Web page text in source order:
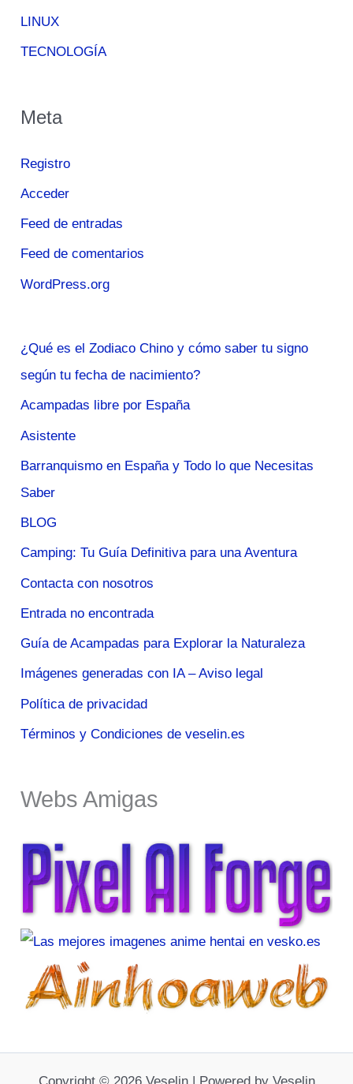
LINUX
TECNOLOGÍA
Meta
Registro
Acceder
Feed de entradas
Feed de comentarios
WordPress.org
¿Qué es el Zodiaco Chino y cómo saber tu signo
según tu fecha de nacimiento?
Acampadas libre por España
Asistente
Barranquismo en España y Todo lo que Necesitas
Saber
BLOG
Camping: Tu Guía Definitiva para una Aventura
Contacta con nosotros
Entrada no encontrada
Guía de Acampadas para Explorar la Naturaleza
Imágenes generadas con IA – Aviso legal
Política de privacidad
Términos y Condiciones de veselin.es
Webs Amigas